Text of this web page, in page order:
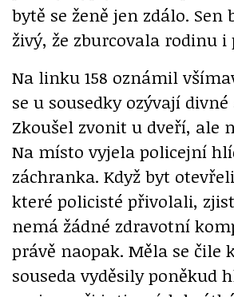
bytě se ženě jen zdálo. Sen
živý, že zburcovala rodinu i
Na linku 158 oznámil
se u sousedky ozývají divné
Zkoušel zvonit u dveří, ale
Na místo vyjela policejní
záchranka. Když byt
které policisté přivolali,
nemá žádné zdravotní
právě naopak. Měla se čile
souseda vyděsily poněkud